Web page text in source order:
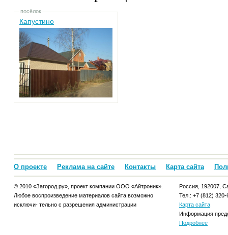
посёлок
Капустино
О проекте Реклама на сайте Контакты Карта сайта
© 2010 «Загород.ру», проект компании ООО «Айтроник».
Любое воспроизведение материалов сайта возможно
исключи- тельно с разрешения администрации
Россия, 192007,
Тел.: +7 (812) 320-
Карта сайта
Информация
Подробнее